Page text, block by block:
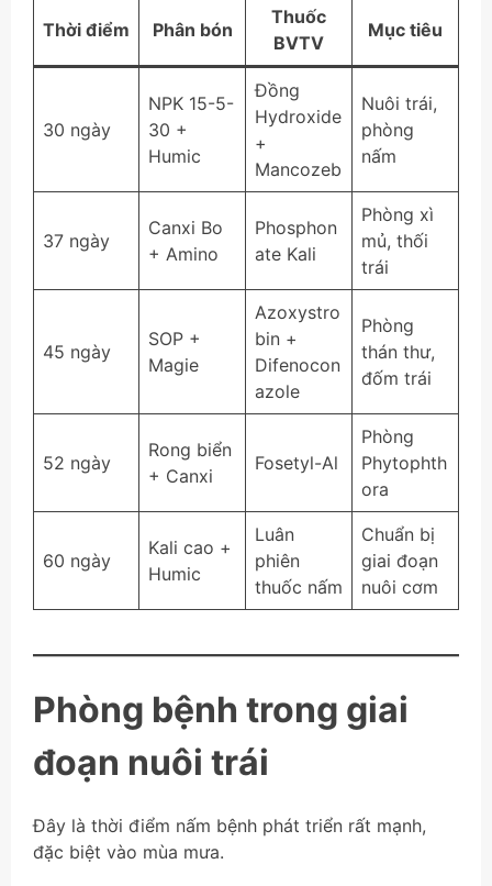
Thời điểm Phân bón
Thuốc
BVTV
Mục tiêu
30 ngày
NPK 15-5-
30 +
Humic
Đồng
Hydroxide
+
Mancozeb
Nuôi trái,
phòng
nấm
37 ngày
Canxi Bo
+ Amino
Phosphon
ate Kali
Phòng xì
mủ, thối
trái
45 ngày
SOP +
Magie
Azoxystro
bin +
Difenocon
azole
Phòng
thán thư,
đốm trái
52 ngày
Rong biển
+ Canxi
Fosetyl-Al
Phòng
Phytophth
ora
60 ngày
Kali cao +
Humic
Luân
phiên
thuốc nấm
Chuẩn bị
giai đoạn
nuôi cơm
Phòng bệnh trong giai
đoạn nuôi trái
Đây là thời điểm nấm bệnh phát triển rất mạnh,
đặc biệt vào mùa mưa.